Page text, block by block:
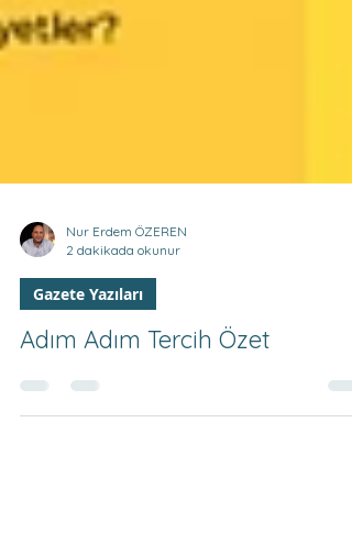
Nur Erdem ÖZEREN
2 dakikada okunur
Gazete Yazıları